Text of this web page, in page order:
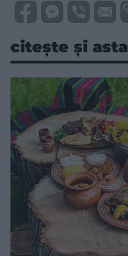
citește și asta